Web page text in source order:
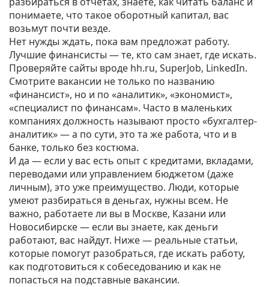
понимаете, что такое оборотный капитал, вас
возьмут почти везде.
Нет нужды ждать, пока вам предложат работу.
Лучшие финансисты — те, кто сам знает, где искать.
Проверяйте сайты вроде hh.ru, SuperJob, LinkedIn.
Смотрите вакансии не только по названию
«финансист», но и по «аналитик», «экономист»,
«специалист по финансам». Часто в маленьких
компаниях должность называют просто «бухгалтер-
аналитик» — а по сути, это та же работа, что и в
банке, только без костюма.
И да — если у вас есть опыт с кредитами, вкладами,
переводами или управлением бюджетом (даже
личным), это уже преимущество. Люди, которые
умеют разбираться в деньгах, нужны всем. Не
важно, работаете ли вы в Москве, Казани или
Новосибирске — если вы знаете, как деньги
работают, вас найдут. Ниже — реальные статьи,
которые помогут разобраться, где искать работу,
как подготовиться к собеседованию и как не
попасться на подставные вакансии.